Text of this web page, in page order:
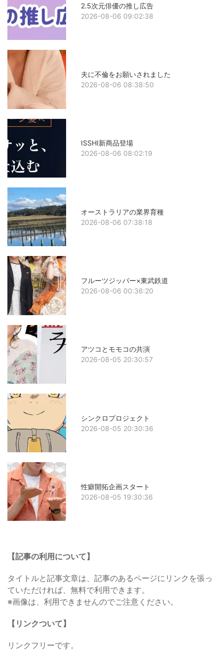
2.5次元俳優の推し広告
2026-08-06 09:02:38
夫に不倫をお願いされました
2026-08-06 08:38:50
ISSHI新商品登場
2026-08-06 08:02:19
オーストラリアの業界育種
2026-08-06 07:38:18
フルーツジッパー×東武鉄道
2026-08-06 00:36:20
アツコとモモコの共演
2026-08-05 20:30:57
シンクロプロジェクト
2026-08-05 20:30:36
性癖開拓企画スタート
2026-08-05 19:30:36
【記事の利用について】
タイトルと記事文章は、記事のあるページにリンクを張っ
ていただければ、無料で利用できます。
※画像は、利用できませんのでご注意ください。
【リンクついて】
リンクフリーです。